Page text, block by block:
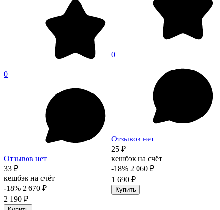
0
Отзывов нет
33 ₽
кешбэк на счёт
-18% 2 670 ₽
2 190 ₽
0
Отзывов нет
25 ₽
кешбэк на счёт
-18% 2 060 ₽
1 690 ₽
Купить